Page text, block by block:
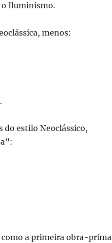
o Iluminismo.
menos:
estilo Neoclássico,
a primeira obra-prima